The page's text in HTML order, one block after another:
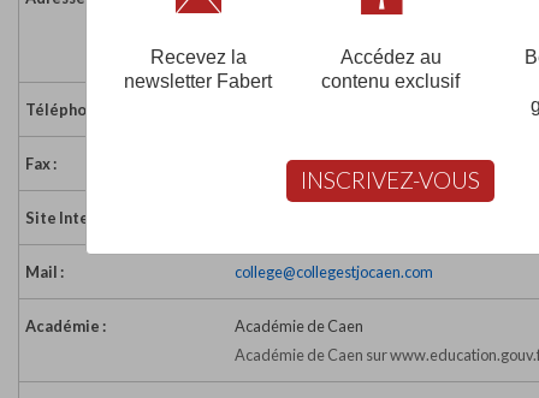
France
Téléphone :
Fax : 02 31 28 29 73
Site Internet :
Mail : college@collegestjocaen.com
Académie :
Académie de Caen
Académie de Caen sur
Recevez la
newsletter Fabert
Accédez au
contenu exclusif
INSCRIVEZ-VOUS